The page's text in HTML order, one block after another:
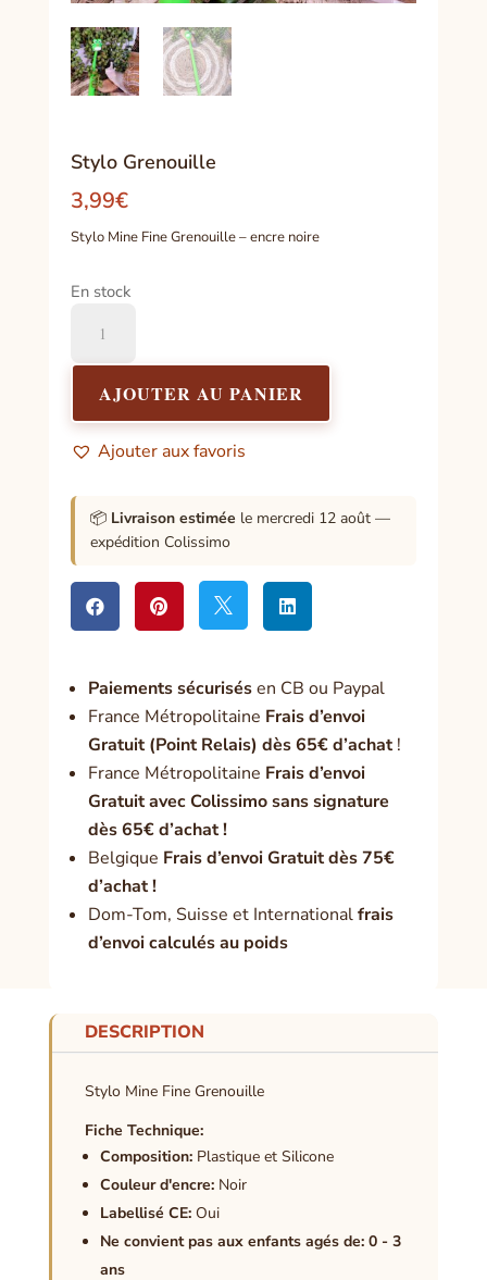
Stylo Grenouille
3,99€
Stylo Mine Fine Grenouille – encre noire
En stock
Stylo
Grenouille
AJOUTER AU PANIER
Ajouter aux favoris
📦 Livraison estimée le mercredi 12 août —
expédition Colissimo
   
Paiements sécurisésen CB ou Paypal
France Métropolitaine Frais d’envoi
Gratuit (Point Relais) dès 65€ d’achat!
France Métropolitaine Frais d’envoi
Gratuit avec Colissimo sans signature
dès 65€ d’achat !
Belgique Frais d’envoi Gratuit dès 75€
d’achat !
Dom-Tom, Suisse et Internationalfrais
d’envoi calculés au poids
DESCRIPTION
Stylo Mine Fine Grenouille
Fiche Technique:
Composition:Plastique et Silicone
Couleur d'encre:Noir
Labellisé CE:Oui
Ne convient pas aux enfants agés de: 0 - 3
ans